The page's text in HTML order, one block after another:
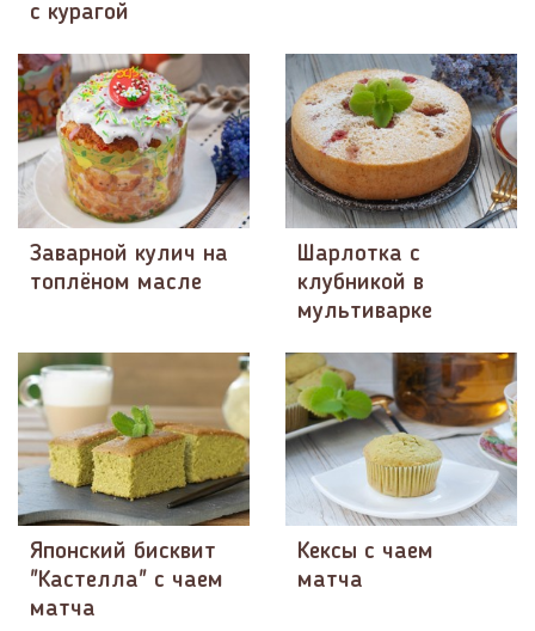
с курагой
Заварной кулич на
топлёном масле
Шарлотка с
клубникой в
мультиварке
Японский бисквит
"Кастелла" с чаем
матча
Кексы с чаем
матча